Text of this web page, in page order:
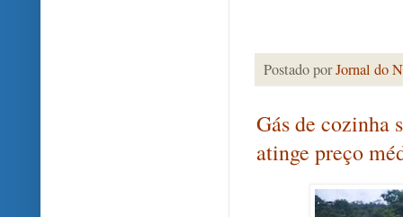
Postado porJornal do
Gás de cozinha
atinge preço